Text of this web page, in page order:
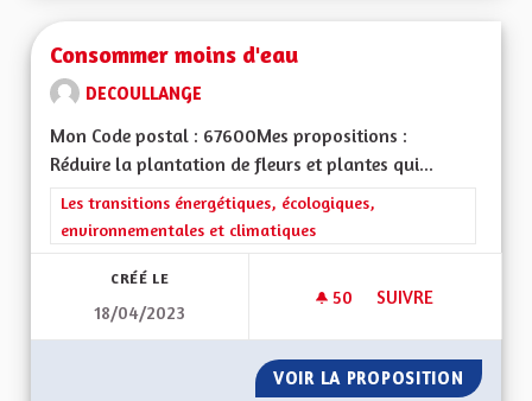
Consommer moins d'eau
DECOULLANGE
Mon Code postal : 67600Mes propositions :
Réduire la plantation de fleurs et plantes qui...
Filtrer les résultats de la catégorie : Les transitions
Les transitions énergétiques, écologiques,
environnementales et climatiques
CRÉÉ LE
18/04/2023
50 50 ABONNÉS
SUIVRE
VOIR LA PROPOSITION